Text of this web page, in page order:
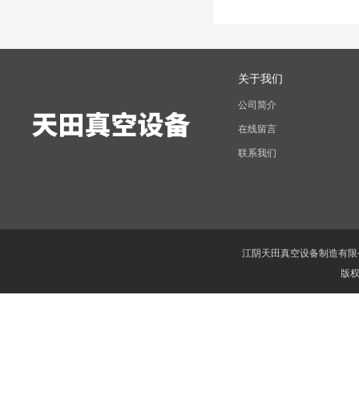
关于我们
公司简介
在线留言
联系我们
江阴天田真空设备制造有
版